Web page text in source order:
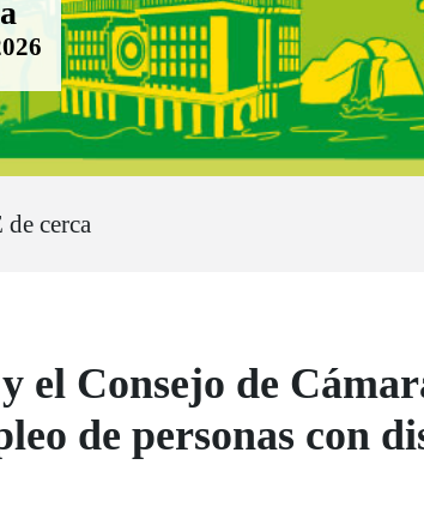
Mancha
cerca
el Consejo de
de personas con